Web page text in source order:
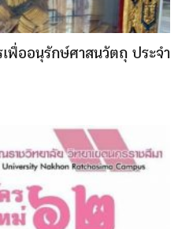
เพื่ออนุรักษ์ศาสนวัตถุ ประจำ